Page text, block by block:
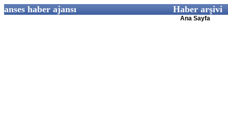
anses haber ajansı Haber arşivi
Ana Sayfa